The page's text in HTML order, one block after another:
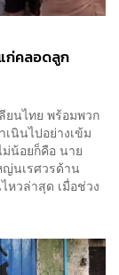
ก่คลอดลูก
ยนไทย พร้อมพวก
นินไปอย่างเข้ม
น้อยก็คือ นาย
นเรศวรด้าน
วล่าสุด เมื่อช่วง